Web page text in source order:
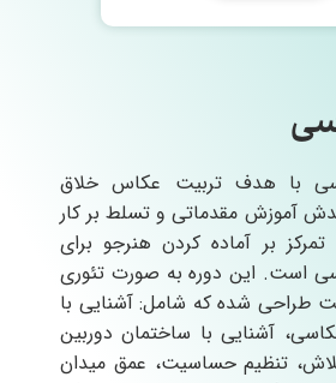
با هدف تربیت عکاس خلاق
آموزش مقدماتی و تسلط بر کار
بر آماده کردن هنرجو برای
است. این دوره به صورت تئوری
در ۴۴ ساعت طراحی شده که شامل: آشنایی با
آشنایی با ساختمان دوربین
فلاش، تنظیم حساسیت، عمق میدان